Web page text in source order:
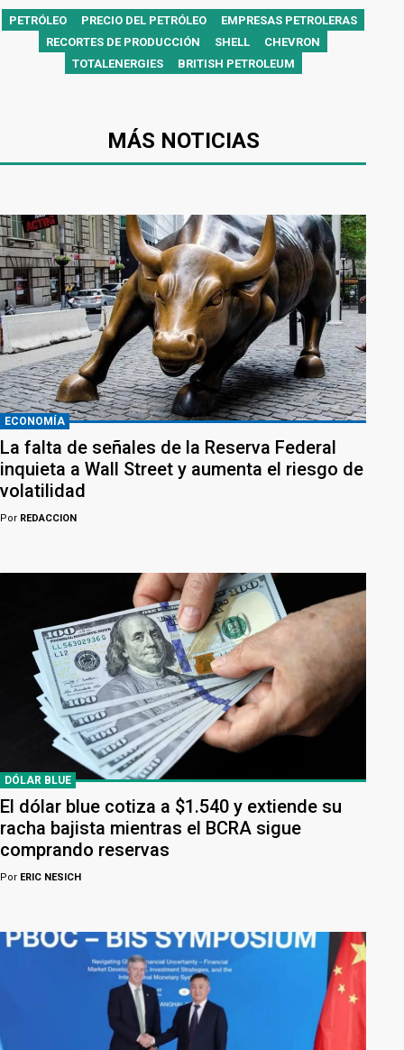
PETRÓLEO PRECIO DEL PETRÓLEO
EMPRESAS PETROLERAS
RECORTES DE PRODUCCIÓN
SHELL
CHEVRON
TOTALENERGIES
BRITISH PETROLEUM
MÁS NOTICIAS
ECONOMÍA
La falta de señales de la Reserva Federal
inquieta a Wall Street y aumenta el riesgo de
volatilidad
Por REDACCION
DÓLAR BLUE
El dólar blue cotiza a $1.540 y extiende su
racha bajista mientras el BCRA sigue
comprando reservas
Por ERIC NESICH